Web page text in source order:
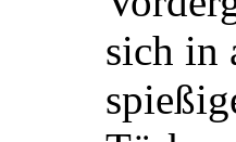
sich in